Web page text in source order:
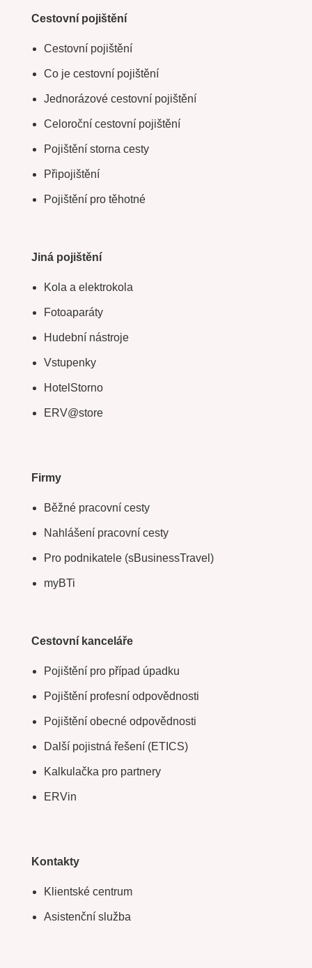
Cestovní pojištění
Cestovní pojištění
Co je cestovní pojištění
Jednorázové cestovní pojištění
Celoroční cestovní pojištění
Pojištění storna cesty
Připojištění
Pojištění pro těhotné
Jiná pojištění
Kola a elektrokola
Fotoaparáty
Hudební nástroje
Vstupenky
HotelStorno
ERV@store
Firmy
Běžné pracovní cesty
Nahlášení pracovní cesty
Pro podnikatele (sBusinessTravel)
myBTi
Cestovní kanceláře
Pojištění pro případ úpadku
Pojištění profesní odpovědnosti
Pojištění obecné odpovědnosti
Další pojistná řešení (ETICS)
Kalkulačka pro partnery
ERVin
Kontakty
Klientské centrum
Asistenční služba